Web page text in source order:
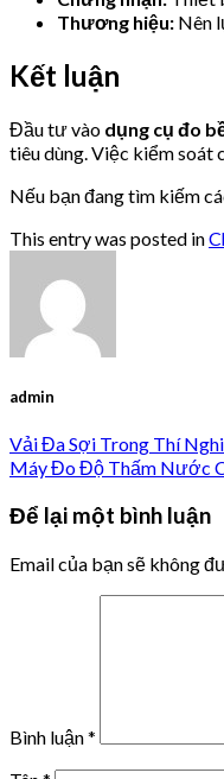
Thương hiệu: Nên
Kết luận
Đầu tư vào dụng cụ đo
tiêu dùng. Việc kiểm soát
Nếu bạn đang tìm kiếm
This entry was posted in
admin
Vải Đa Sợi Trong Thí
Máy Đo Độ Thấm Nước
Để lại một bình luận
Email của bạn sẽ không
Bình luận*